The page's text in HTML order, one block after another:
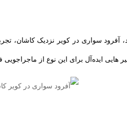
سواری در کویر نزدیک کاشان،
ایده‌آل برای این نوع از ماجراجویی